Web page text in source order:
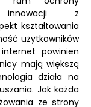
innowacji z
kształtowania
użytkowników
powinien
mają większą
działa na
Jak każda
ze strony